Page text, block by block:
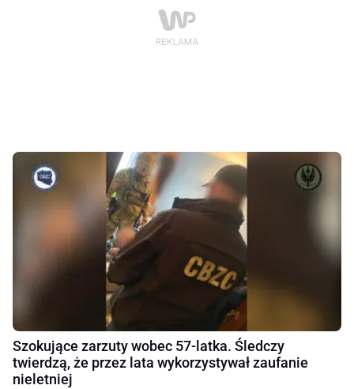
Szokujące zarzuty wobec 57-latka. Śledczy
twierdzą, że przez lata wykorzystywał zaufanie
nieletniej